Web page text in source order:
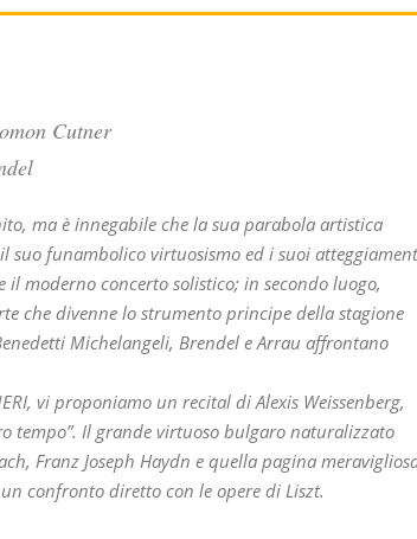
Cutner
ma è innegabile che la sua parabola artistica
suo funambolico virtuosismo ed i suoi
moderno concerto solistico; in secondo luogo,
che divenne lo strumento principe della stagione
Michelangeli, Brendel e Arrau affrontano
vi proponiamo un recital di Alexis Weissenberg,
tempo”. Il grande virtuoso bulgaro naturalizzato
Franz Joseph Haydn e quella pagina
confronto diretto con le opere di Liszt.